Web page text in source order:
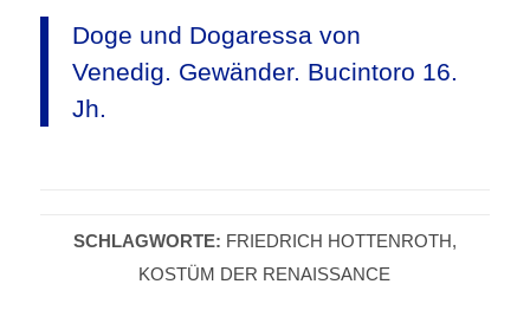
Doge und Dogaressa von
Venedig. Gewänder. Bucintoro 16.
Jh.
SCHLAGWORTE: FRIEDRICH HOTTENROTH,
KOSTÜM DER RENAISSANCE